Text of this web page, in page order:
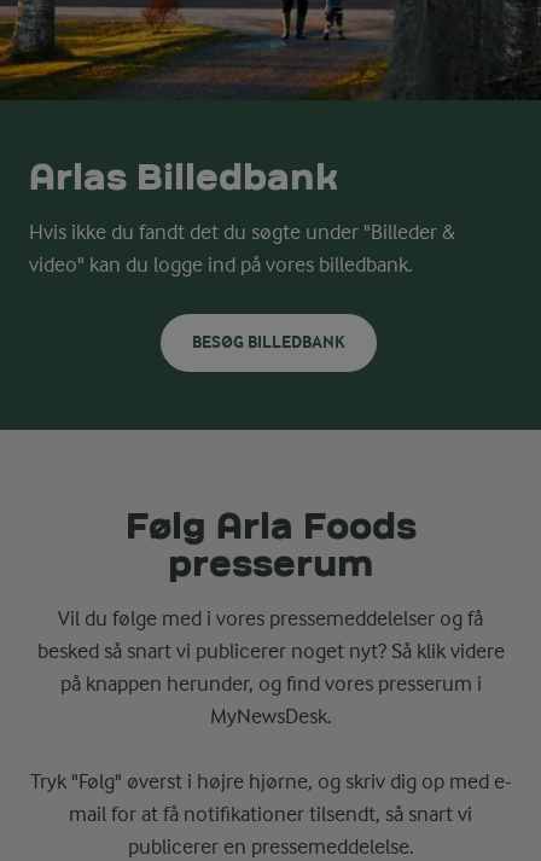
Arlas Billedbank
Hvis ikke du fandt det du søgte under "Billeder &
video" kan du logge ind på vores billedbank.
BESØG BILLEDBANK
Følg Arla Foods
presserum
Vil du følge med i vores pressemeddelelser og få
besked så snart vi publicerer noget nyt? Så klik videre
på knappen herunder, og find vores presserum i
MyNewsDesk.
Tryk "Følg" øverst i højre hjørne, og skriv dig op med e-
mail for at få notifikationer tilsendt, så snart vi
publicerer en pressemeddelelse.